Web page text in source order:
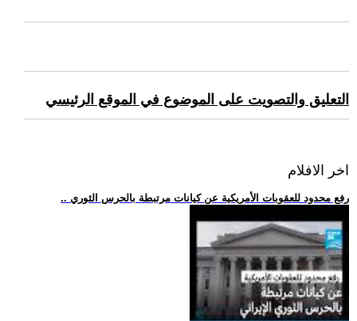
التعليق والتصويت على الموضوع في الموقع الرئيسي
اخر الافلام
.. رفع محدود للعقوبات الأمريكية عن كيانات مرتبطة بالحرس الثوري